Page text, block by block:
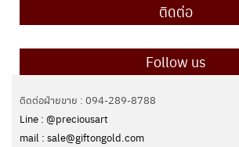
ติดต่อ
Follow us
ติดต่อฝ่ายขาย : 094-289-8788
Line : @preciousart
mail : sale@giftongold.com